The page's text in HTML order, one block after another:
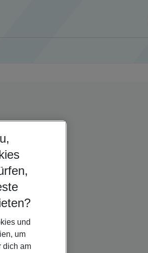
und
um
dich am